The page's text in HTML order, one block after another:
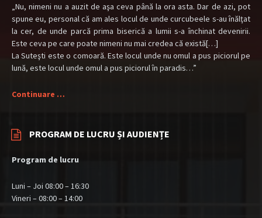
„Nu, nimeni nu a auzit de aşa ceva până la ora asta. Dar de azi, pot
spune eu, personal că am ales locul de unde curcubeele s-au înălţat
la cer, de unde parcă prima biserică a lumii s-a închinat devenirii.
Este ceva pe care poate nimeni nu mai credea că există[…]
La Suteşti este o comoară. Este locul unde nu omul a pus piciorul pe
lună, este locul unde omul a pus piciorul în paradis…”
Continuare …
PROGRAM DE LUCRU ȘI AUDIENȚE
Program de lucru
Luni – Joi 08:00 – 16:30
Vineri – 08:00 – 14:00